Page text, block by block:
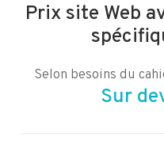
Prix site Web
Selon besoins du
Sur